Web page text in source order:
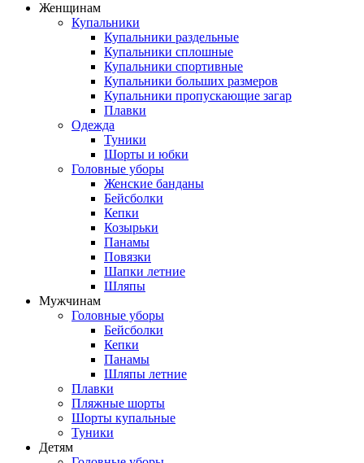
Женщинам
Купальники
Купальники раздельные
Купальники сплошные
Купальники спортивные
Купальники больших размеров
Купальники пропускающие загар
Плавки
Одежда
Туники
Шорты и юбки
Головные уборы
Женские банданы
Бейсболки
Кепки
Козырьки
Панамы
Повязки
Шапки летние
Шляпы
Мужчинам
Головные уборы
Бейсболки
Кепки
Панамы
Шляпы летние
Плавки
Пляжные шорты
Шорты купальные
Туники
Детям